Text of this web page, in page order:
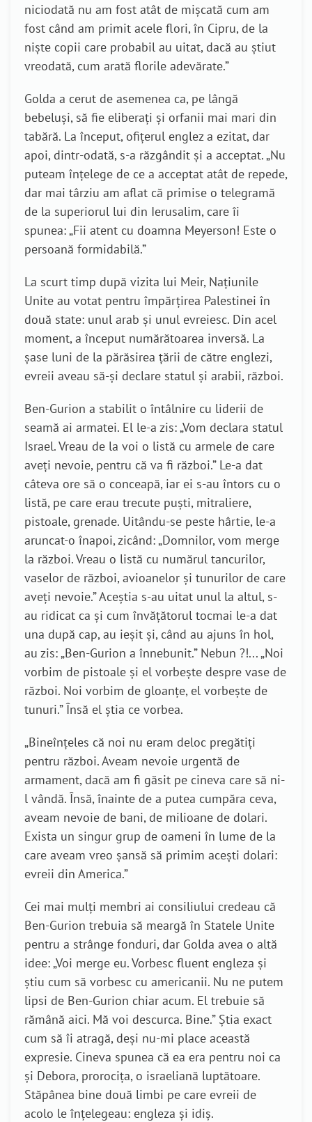
niciodată nu am fost atât de mișcată cum am
fost când am primit acele flori, în Cipru, de la
niște copii care probabil au uitat, dacă au știut
vreodată, cum arată florile adevărate.”
Golda a cerut de asemenea ca, pe lângă
bebeluși, să fie eliberați și orfanii mai mari din
tabără. La început, ofițerul englez a ezitat, dar
apoi, dintr-odată, s-a răzgândit și a acceptat. „Nu
puteam înțelege de ce a acceptat atât de repede,
dar mai târziu am aflat că primise o telegramă
de la superiorul lui din Ierusalim, care îi
spunea: „Fii atent cu doamna Meyerson! Este o
persoană formidabilă.”
La scurt timp după vizita lui Meir, Națiunile
Unite au votat pentru împărțirea Palestinei în
două state: unul arab și unul evreiesc. Din acel
moment, a început numărătoarea inversă. La
șase luni de la părăsirea țării de către englezi,
evreii aveau să-și declare statul și arabii, război.
Ben-Gurion a stabilit o întâlnire cu liderii de
seamă ai armatei. El le-a zis: „Vom declara statul
Israel. Vreau de la voi o listă cu armele de care
aveți nevoie, pentru că va fi război.” Le-a dat
câteva ore să o conceapă, iar ei s-au întors cu o
listă, pe care erau trecute puști, mitraliere,
pistoale, grenade. Uitându-se peste hârtie, le-a
aruncat-o înapoi, zicând: „Domnilor, vom merge
la război. Vreau o listă cu numărul tancurilor,
vaselor de război, avioanelor și tunurilor de care
aveți nevoie.” Aceștia s-au uitat unul la altul, s-
au ridicat ca și cum învățătorul tocmai le-a dat
una după cap, au ieșit și, când au ajuns în hol,
au zis: „Ben-Gurion a înnebunit.” Nebun ?!... „Noi
vorbim de pistoale și el vorbește despre vase de
război. Noi vorbim de gloanțe, el vorbește de
tunuri.” Însă el știa ce vorbea.
„Bineînțeles că noi nu eram deloc pregătiți
pentru război. Aveam nevoie urgentă de
armament, dacă am fi găsit pe cineva care să ni-
l vândă. Însă, înainte de a putea cumpăra ceva,
aveam nevoie de bani, de milioane de dolari.
Exista un singur grup de oameni în lume de la
care aveam vreo șansă să primim acești dolari:
evreii din America.”
Cei mai mulți membri ai consiliului credeau că
Ben-Gurion trebuia să meargă în Statele Unite
pentru a strânge fonduri, dar Golda avea o altă
idee: „Voi merge eu. Vorbesc fluent engleza și
știu cum să vorbesc cu americanii. Nu ne putem
lipsi de Ben-Gurion chiar acum. El trebuie să
rămână aici. Mă voi descurca. Bine.” Știa exact
cum să îi atragă, deși nu-mi place această
expresie. Cineva spunea că ea era pentru noi ca
și Debora, prorocița, o israeliană luptătoare.
Stăpânea bine două limbi pe care evreii de
acolo le înțelegeau: engleza și idiș.